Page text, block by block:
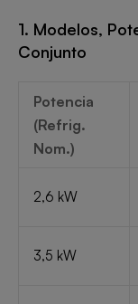
1. Modelos,
Conjunto
Potencia
(Refrig.
Nom.)
2,6 kW
3,5 kW